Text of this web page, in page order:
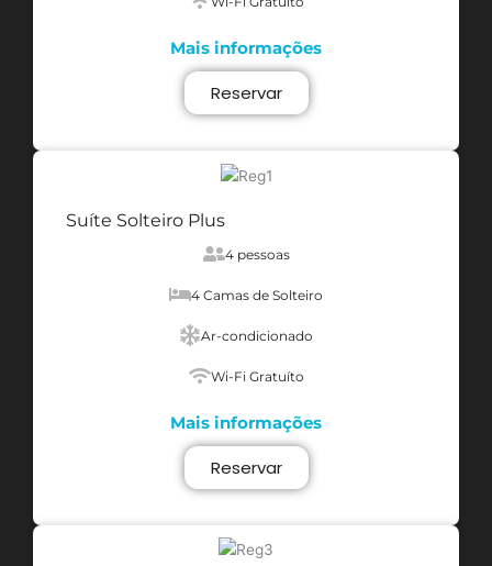
Mais informações
Reservar
Suíte Solteiro Plus
4 pessoas
4 Camas de Solteiro
Ar-condicionado
Wi-Fi Gratuíto
Mais informações
Reservar